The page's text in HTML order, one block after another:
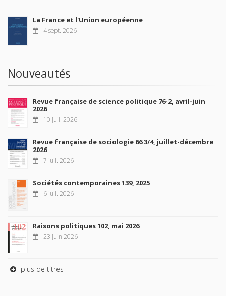
La France et l'Union européenne
4 sept. 2026
Nouveautés
Revue française de science politique 76-2, avril-juin
2026
10 juil. 2026
Revue française de sociologie 66 3/4, juillet-décembre
2026
7 juil. 2026
Sociétés contemporaines 139, 2025
6 juil. 2026
Raisons politiques 102, mai 2026
23 juin 2026
plus de titres